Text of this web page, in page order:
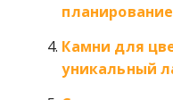
Камни для
уникальный